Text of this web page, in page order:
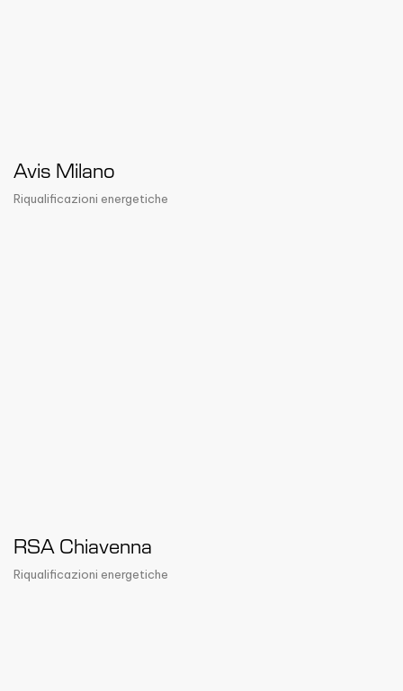
Avis Milano
Riqualificazioni energetiche
RSA Chiavenna
Riqualificazioni energetiche